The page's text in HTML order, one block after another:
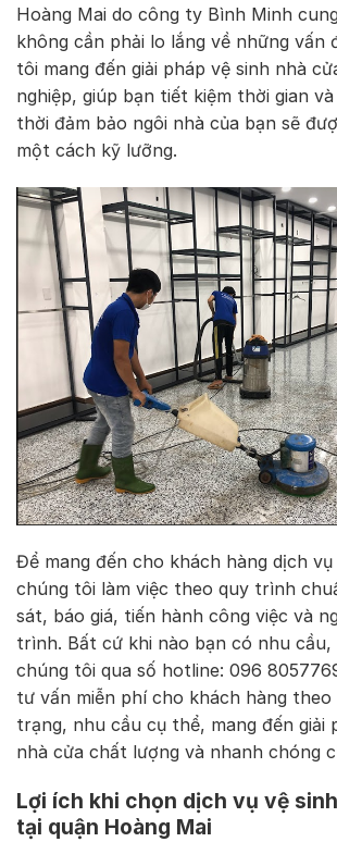
Hoàng Mai do công ty Bình Minh
không cần phải lo lắng về những vấn
tôi mang đến giải pháp vệ sinh nhà
nghiệp, giúp bạn tiết kiệm thời gian
thời đảm bảo ngôi nhà của bạn sẽ
một cách kỹ lưỡng.
Để mang đến cho khách hàng dịch
chúng tôi làm việc theo quy trình
sát, báo giá, tiến hành công việc và
trình. Bất cứ khi nào bạn có nhu cầu,
chúng tôi qua số hotline: 096
tư vấn miễn phí cho khách hàng
trạng, nhu cầu cụ thể, mang đến giải
nhà cửa chất lượng và nhanh chóng
Lợi ích khi chọn dịch vụ vệ
tại quận Hoàng Mai